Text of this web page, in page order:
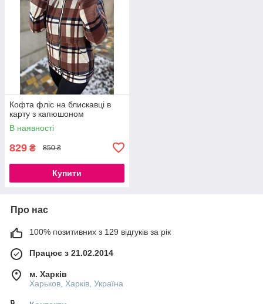
Кофта фліс на блискавці в
карту з капюшоном
В наявності
829 ₴ 850 ₴
Купити
Про нас
100% позитивних з 129 відгуків за рік
Працює з 21.02.2014
м. Харків
Харьков, Харків, Україна